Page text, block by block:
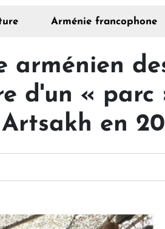
Arménie francophone
arménien
d'un « parc
en